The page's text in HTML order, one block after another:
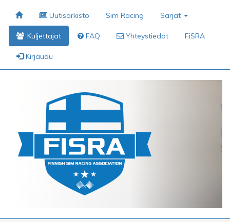
Uutisarkisto Sim Racing Sarjat
Kuljettajat FAQ Yhteystiedot FiSRA
Kirjaudu